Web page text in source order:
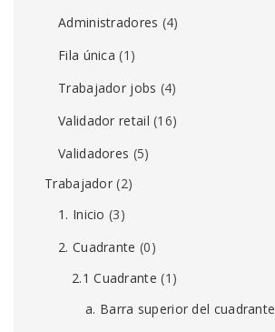
Administradores (4)
Fila única (1)
Trabajador jobs (4)
Validador retail (16)
Validadores (5)
Trabajador (2)
1. Inicio (3)
2. Cuadrante (0)
2.1 Cuadrante (1)
a. Barra superior del cuadrante